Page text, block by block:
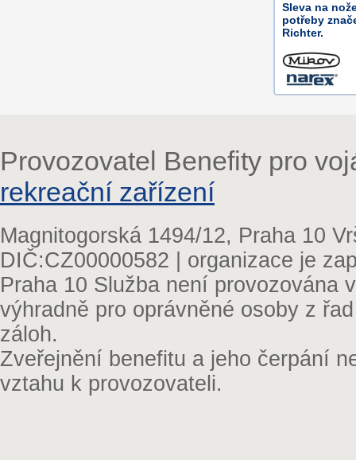
Sleva na
potřeby
Richter.
Provozovatel Benefity pro
rekreační zařízení
Magnitogorská 1494/12, Praha 10
DIČ:CZ00000582 | organizace je
Praha 10 Služba není provozována
výhradně pro oprávněné osoby z
záloh.
Zveřejnění benefitu a jeho čerpání
vztahu k provozovateli.